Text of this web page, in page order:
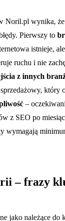
Noril.pl wynika,
Pierwszy to
istnieje,
ruchu i nie
z innych
który
–
z SEO po
wymagają
– frazy
jako należące